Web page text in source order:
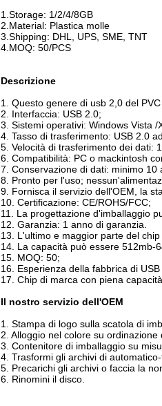
1.Storage: 1/2/4/8GB
2.Material: Plastica molle
3.Shipping: DHL, UPS, SME, TNT
4.MOQ: 50/PCS
Descrizione
1. Questo genere di usb 2,0 del
2. Interfaccia: USB 2.0;
3. Sistemi operativi: Windows Vista
4. Tasso di trasferimento: USB 2.0
5. Velocità di trasferimento dei dati:
6. Compatibilità: PC o mackintosh
7. Conservazione di dati: minimo 10
8. Pronto per l'uso;
9. Fornisca il servizio dell'OEM, la
10. Certificazione: CE/ROHS/FCC;
11. La progettazione d'imballaggio
12. Garanzia: 1 anno di garanzia.
13. L'ultimo e maggior parte del
14. La capacità può essere 512mb-
15. MOQ: 50;
16. Esperienza della fabbrica di
17. Chip di marca con piena
Il nostro servizio dell'OEM
1. Stampa di logo sulla scatola di
2. Alloggio nel colore su ordinazione
3. Contenitore di imballaggio su
4. Trasformi gli archivi di
5. Precarichi gli archivi o faccia la
6. Rinomini il disco.